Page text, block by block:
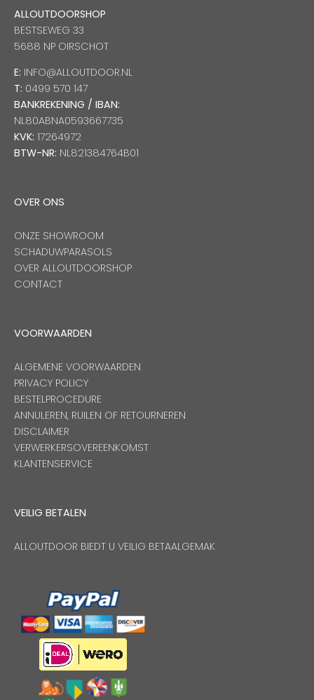
ALLOUTDOORSHOP
BESTSEWEG 33
5688 NP OIRSCHOT
E: INFO@ALLOUTDOOR.NL
T: 0499 570 147
BANKREKENING / IBAN:
NL80ABNA0593667735
KVK: 17264972
BTW-NR: NL821384764B01
OVER ONS
ONZE SHOWROOM
SCHADUWPARASOLS
OVER ALLOUTDOORSHOP
CONTACT
VOORWAARDEN
ALGEMENE VOORWAARDEN
PRIVACY POLICY
BESTELPROCEDURE
ANNULEREN, RUILEN OF RETOURNEREN
DISCLAIMER
VERWERKERSOVEREENKOMST
KLANTENSERVICE
VEILIG BETALEN
ALLOUTDOOR BIEDT U VEILIG BETAALGEMAK